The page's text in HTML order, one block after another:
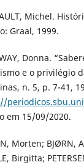
Michel.
Graal, 1999.
Donna.
e o privilégio
n. 5, p. 7-41,
em 15/09/2020.
Morten; BJØRN,
Birgitta;